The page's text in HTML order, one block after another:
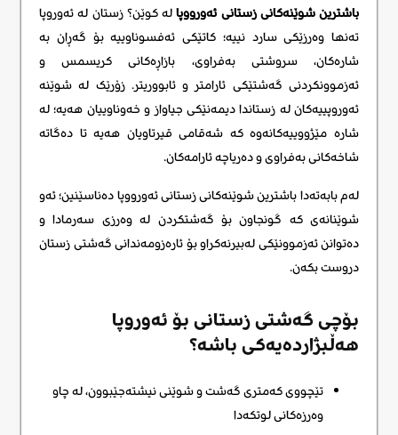
باشترین شوێنەکانی زستانی ئەورووپالە کوێن؟ زستان لە ئەوروپا
تەنها وەرزێکی سارد نییە؛ کاتێکی ئەفسوناوییە بۆ گەڕان بە
شارەکان، سروشتی بەفراوی، بازاڕەکانی کریسمس و
ئەزموونکردنی گەشتێکی ئارامتر و ئابووریتر. زۆرێک لە شوێنە
ئەوروپییەکان لە زستاندا دیمەنێکی جیاواز و خەوناوییان هەیە؛ لە
شارە مێژووییەکانەوە کە شەقامی قیرتاویان هەیە تا دەگاتە
شاخەکانی بەفراوی و دەریاچە ئارامەکان.
لەم بابەتەدا باشترین شوێنەکانی زستانی ئەورووپا دەناسێنین؛ ئەو
شوێنانەی کە گونجاون بۆ گەشتکردن لە وەرزی سەرمادا و
دەتوانن ئەزموونێکی لەبیرنەکراو بۆ ئارەزومەندانی گەشتی زستان
دروست بکەن.
بۆچی گەشتی زستانی بۆ ئەوروپا
هەڵبژاردەیەکی باشە؟
تێچووی کەمتری گەشت و شوێنی نیشتەجێبوون، لە چاو
وەرزەکانی لوتکەدا